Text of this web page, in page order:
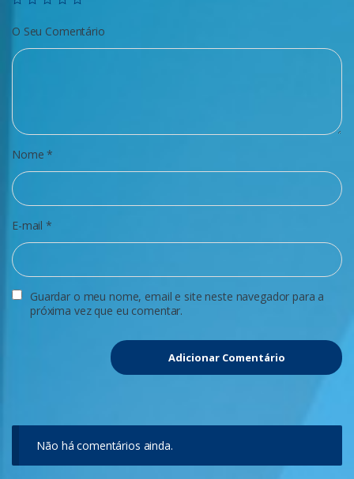
O Seu Comentário
Nome*
E-mail*
Guardar o meu nome, email e site neste navegador para a
próxima vez que eu comentar.
Não há comentários ainda.